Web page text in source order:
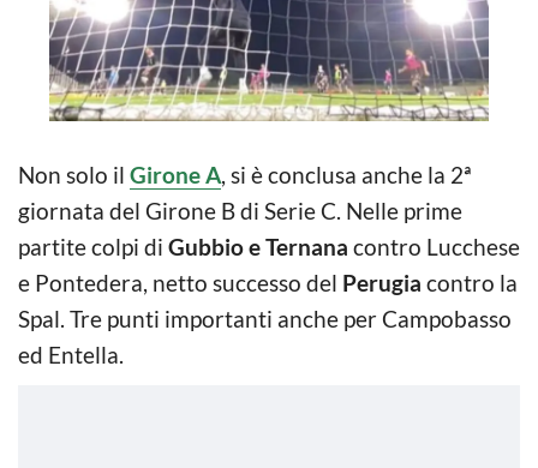
Non solo il Girone A, si è conclusa anche la 2ª
giornata del Girone B di Serie C. Nelle prime
partite colpi di Gubbio e Ternana contro Lucchese
e Pontedera, netto successo del Perugia contro la
Spal. Tre punti importanti anche per Campobasso
ed Entella.